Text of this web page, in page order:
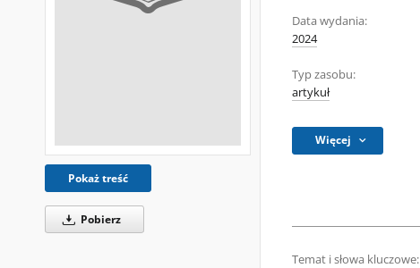
Pokaż treść
Pobierz
Data wydania:
2024
Typ zasobu:
artykuł
Więcej
Temat i słowa kluczowe: